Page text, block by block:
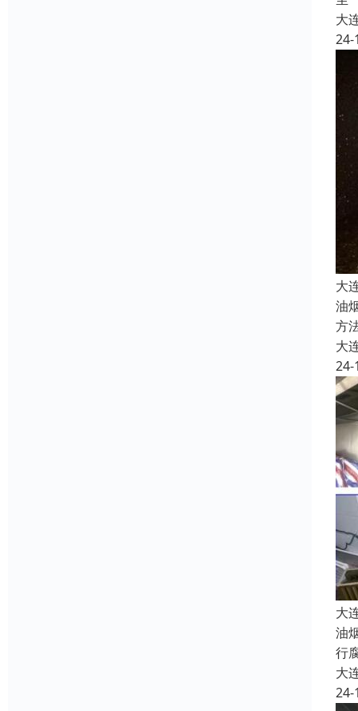
大
24-
大
油
方
大
24-
大
油
行
大
24-